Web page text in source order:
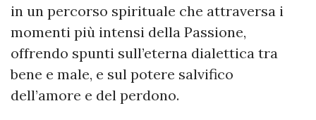
in un percorso spirituale che attraversa i
momenti più intensi della Passione,
offrendo spunti sull’eterna dialettica tra
bene e male, e sul potere salvifico
dell’amore e del perdono.